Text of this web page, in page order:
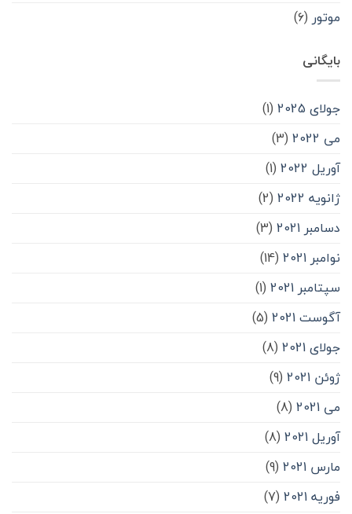
موتور (۶)
بایگانی
جولای 2025
(1)
می 2022
(3)
آوریل 2022
(1)
ژانویه 2022
(2)
دسامبر 2021
(3)
نوامبر 2021
(14)
سپتامبر 2021
(1)
آگوست 2021
(5)
جولای 2021
(8)
ژوئن 2021
(9)
می 2021
(8)
آوریل 2021
(8)
مارس 2021
(9)
فوریه 2021
(7)